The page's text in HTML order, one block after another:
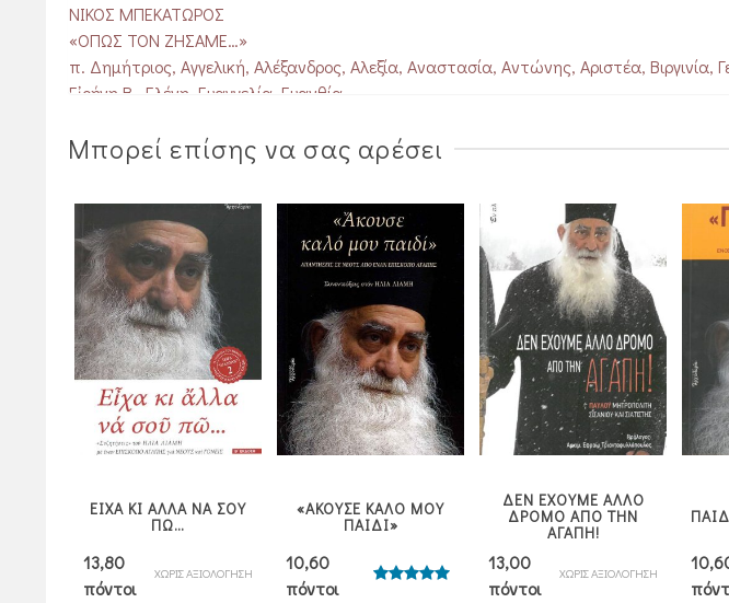
ΝΙΚΟΣ ΜΠΕΚΑΤΩΡΟΣ
«ΟΠΩΣ ΤΟΝ ΖΗΣΑΜΕ…»
π. Δημήτριος, Aγγελική, Aλέξανδρος, Aλεξία, Aναστασία, Aντώνης, Aριστέα, Βιργινία,
Εἰρήνη Β., Eλένη, Ευαγγελία, Ευανθία,
ΠΡΟΛΟΓΟΣ – ΕΠΙΜΕΛΕΙΑ:
Μπορεί επίσης να σας αρέσει
ΕΙΧΑ ΚΙ ΑΛΛΑ ΝΑ ΣΟΥ
ΠΩ…
ΧΩΡΙΣ ΑΞΙΟΛΟΓΗΣΗ
13,80
πόντοι
«ΑΚΟΥΣΕ ΚΑΛΟ ΜΟΥ
ΠΑΙΔΙ»
Βαθμολογήθηκε
10,60
πόντοι
ΔΕΝ ΕΧΟΥΜΕ ΑΛΛΟ
ΔΡΟΜΟ ΑΠΟ ΤΗΝ
ΑΓΑΠΗ!
ΧΩΡΙΣ ΑΞΙΟΛΟΓΗΣΗ
13,00
πόντοι